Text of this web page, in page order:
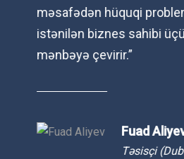
məsafədən hüquqi
istənilən biznes sahibi üçün
mənbəyə çevirir.”
Fuad Aliyev
Təsisçi